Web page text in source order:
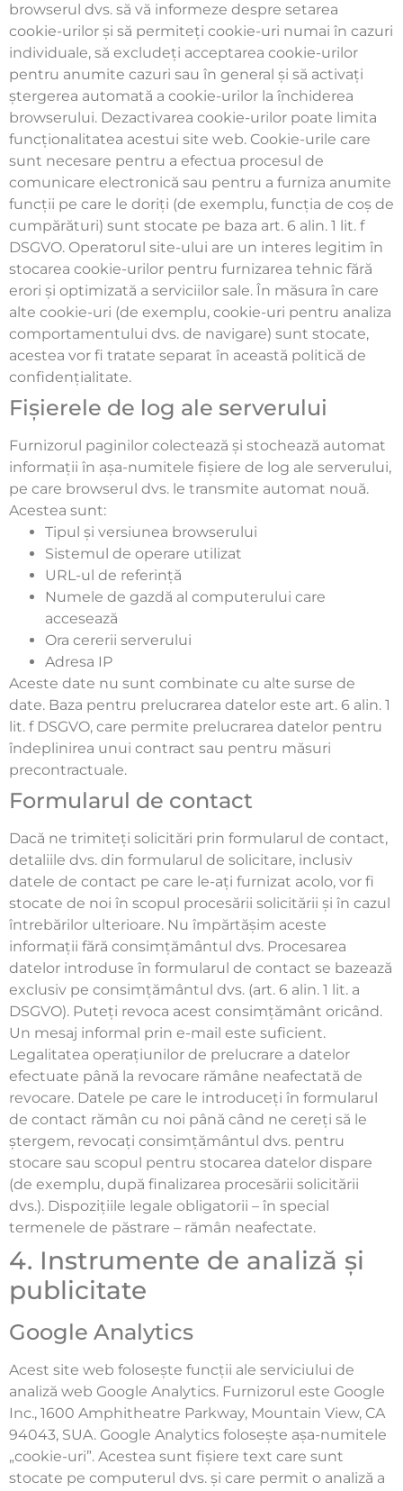
browserul dvs. să vă informeze despre setarea
cookie-urilor și să permiteți cookie-uri numai în cazuri
individuale, să excludeți acceptarea cookie-urilor
pentru anumite cazuri sau în general și să activați
ștergerea automată a cookie-urilor la închiderea
browserului. Dezactivarea cookie-urilor poate limita
funcționalitatea acestui site web. Cookie-urile care
sunt necesare pentru a efectua procesul de
comunicare electronică sau pentru a furniza anumite
funcții pe care le doriți (de exemplu, funcția de coș de
cumpărături) sunt stocate pe baza art. 6 alin. 1 lit. f
DSGVO. Operatorul site-ului are un interes legitim în
stocarea cookie-urilor pentru furnizarea tehnic fără
erori și optimizată a serviciilor sale. În măsura în care
alte cookie-uri (de exemplu, cookie-uri pentru analiza
comportamentului dvs. de navigare) sunt stocate,
acestea vor fi tratate separat în această politică de
confidențialitate.
Fișierele de log ale serverului
Furnizorul paginilor colectează și stochează automat
informații în așa-numitele fișiere de log ale serverului,
pe care browserul dvs. le transmite automat nouă.
Acestea sunt:
Tipul și versiunea browserului
Sistemul de operare utilizat
URL-ul de referință
Numele de gazdă al computerului care
accesează
Ora cererii serverului
Adresa IP
Aceste date nu sunt combinate cu alte surse de
date. Baza pentru prelucrarea datelor este art. 6 alin. 1
lit. f DSGVO, care permite prelucrarea datelor pentru
îndeplinirea unui contract sau pentru măsuri
precontractuale.
Formularul de contact
Dacă ne trimiteți solicitări prin formularul de contact,
detaliile dvs. din formularul de solicitare, inclusiv
datele de contact pe care le-ați furnizat acolo, vor fi
stocate de noi în scopul procesării solicitării și în cazul
întrebărilor ulterioare. Nu împărtășim aceste
informații fără consimțământul dvs. Procesarea
datelor introduse în formularul de contact se bazează
exclusiv pe consimțământul dvs. (art. 6 alin. 1 lit. a
DSGVO). Puteți revoca acest consimțământ oricând.
Un mesaj informal prin e-mail este suficient.
Legalitatea operațiunilor de prelucrare a datelor
efectuate până la revocare rămâne neafectată de
revocare. Datele pe care le introduceți în formularul
de contact rămân cu noi până când ne cereți să le
ștergem, revocați consimțământul dvs. pentru
stocare sau scopul pentru stocarea datelor dispare
(de exemplu, după finalizarea procesării solicitării
dvs.). Dispozițiile legale obligatorii – în special
termenele de păstrare – rămân neafectate.
4. Instrumente de analiză și
publicitate
Google Analytics
Acest site web folosește funcții ale serviciului de
analiză web Google Analytics. Furnizorul este Google
Inc., 1600 Amphitheatre Parkway, Mountain View, CA
94043, SUA. Google Analytics folosește așa-numitele
„cookie-uri”. Acestea sunt fișiere text care sunt
stocate pe computerul dvs. și care permit o analiză a